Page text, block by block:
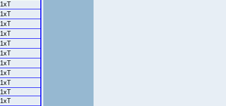
1xT
1xT
1xT
1xT
1xT
1xT
1xT
1xT
1xT
1xT
1xT